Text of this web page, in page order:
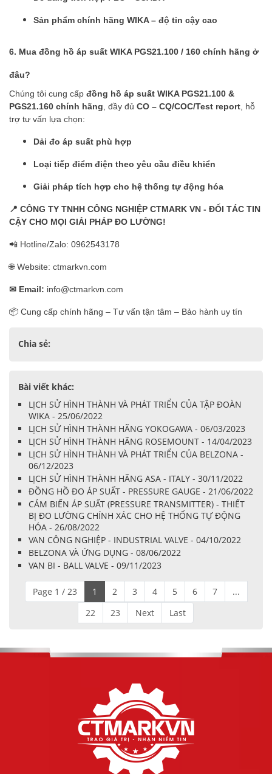
Sản phẩm chính hãng WIKA – độ tin cậy cao
6. Mua đồng hồ áp suất WIKA PGS21.100 / 160 chính hãng ở
đâu?
Chúng tôi cung cấp đồng hồ áp suất WIKA PGS21.100 &
PGS21.160 chính hãng , đầy đủ CO – CQ/COC/Test report , hỗ
trợ tư vấn lựa chọn:
Dải đo áp suất phù hợp
Loại tiếp điểm điện theo yêu cầu điều khiển
Giải pháp tích hợp cho hệ thống tự động hóa
📍 CÔNG TY TNHH CÔNG NGHIỆP CTMARK VN - ĐỐI TÁC TIN
CẬY CHO MỌI GIẢI PHÁP ĐO LƯỜNG!
📲 Hotline/Zalo: 0962543178
🌐 Website: ctmarkvn.com
✉ Email: info@ctmarkvn.com
📦 Cung cấp chính hãng – Tư vấn tận tâm – Bảo hành uy tín
Chia sẻ:
Bài viết khác:
LỊCH SỬ HÌNH THÀNH VÀ PHÁT TRIỂN CỦA TẬP ĐOÀN
WIKA - 25/06/2022
LỊCH SỬ HÌNH THÀNH HÃNG YOKOGAWA - 06/03/2023
LỊCH SỬ HÌNH THÀNH HÃNG ROSEMOUNT - 14/04/2023
LỊCH SỬ HÌNH THÀNH VÀ PHÁT TRIỂN CỦA BELZONA -
06/12/2023
LỊCH SỬ HÌNH THÀNH HÃNG ASA - ITALY - 30/11/2022
ĐỒNG HỒ ĐO ÁP SUẤT - PRESSURE GAUGE - 21/06/2022
CẢM BIẾN ÁP SUẤT (PRESSURE TRANSMITTER) - THIẾT
BỊ ĐO LƯỜNG CHÍNH XÁC CHO HỆ THỐNG TỰ ĐỘNG
HÓA - 26/08/2022
VAN CÔNG NGHIỆP - INDUSTRIAL VALVE - 04/10/2022
BELZONA VÀ ỨNG DỤNG - 08/06/2022
VAN BI - BALL VALVE - 09/11/2023
Page 1 / 23 1 2 3 4 5 6 7
...
22
23 Next Last